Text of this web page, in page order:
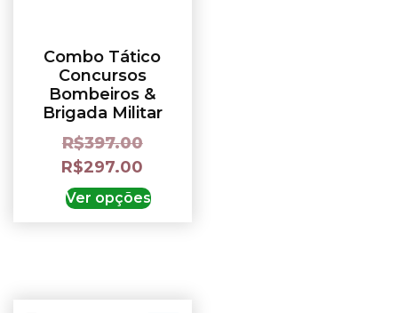
Combo Tático
Concursos
Bombeiros &
Brigada Militar
R$397.00
R$297.00
Ver opções